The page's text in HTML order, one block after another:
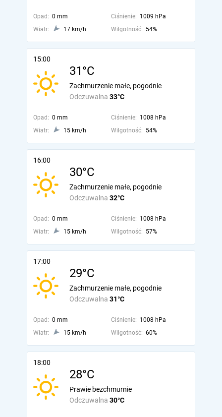
Opad: 0 mm Ciśnienie: 1009 hPa
Wiatr:
17 km/h Wilgotność: 54%
15:00
31°C
Odczuwalna 33°C
Zachmurzenie małe, pogodnie
Opad: 0 mm Ciśnienie: 1008 hPa
Wiatr:
15 km/h Wilgotność: 54%
16:00
30°C
Odczuwalna 32°C
Zachmurzenie małe, pogodnie
Opad: 0 mm Ciśnienie: 1008 hPa
Wiatr:
15 km/h Wilgotność: 57%
17:00
29°C
Odczuwalna 31°C
Zachmurzenie małe, pogodnie
Opad: 0 mm Ciśnienie: 1008 hPa
Wiatr:
15 km/h Wilgotność: 60%
18:00
28°C
Odczuwalna 30°C
Prawie bezchmurnie